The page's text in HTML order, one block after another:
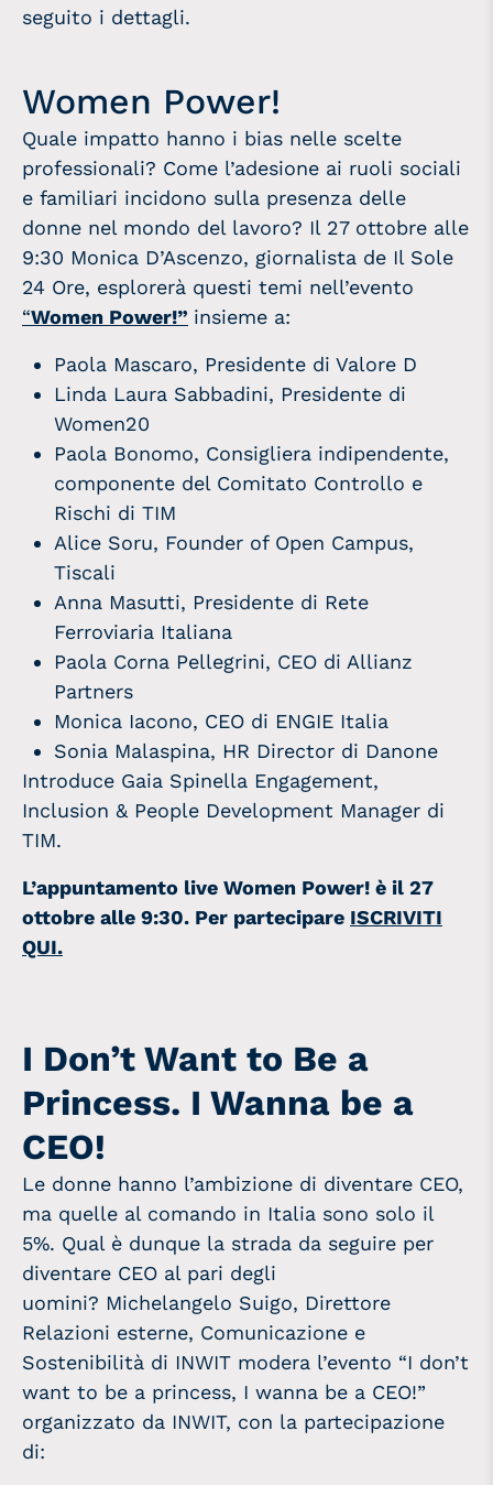
seguito i dettagli.
Women Power!
Quale impatto hanno i bias nelle scelte
professionali? Come l’adesione ai ruoli sociali
e familiari incidono sulla presenza delle
donne nel mondo del lavoro? Il 27 ottobre alle
9:30 Monica D’Ascenzo, giornalista de Il Sole
24 Ore, esplorerà questi temi nell’evento
“Women Power!” insieme a:
Paola Mascaro, Presidente di Valore D
Linda Laura Sabbadini, Presidente di
Women20
Paola Bonomo, Consigliera indipendente,
componente del Comitato Controllo e
Rischi di TIM
Alice Soru, Founder of Open Campus,
Tiscali
Anna Masutti, Presidente di Rete
Ferroviaria Italiana
Paola Corna Pellegrini, CEO di Allianz
Partners
Monica Iacono, CEO di ENGIE Italia
Sonia Malaspina, HR Director di Danone
Introduce Gaia Spinella Engagement,
Inclusion & People Development Manager di
TIM.
L’appuntamento live Women Power! è il 27
ottobre alle 9:30. Per partecipare ISCRIVITI
QUI.
I Don’t Want to Be a
Princess. I Wanna be a
CEO!
Le donne hanno l’ambizione di diventare CEO,
ma quelle al comando in Italia sono solo il
5%. Qual è dunque la strada da seguire per
diventare CEO al pari degli
uomini? Michelangelo Suigo, Direttore
Relazioni esterne, Comunicazione e
Sostenibilità di INWIT modera l’evento “I don’t
want to be a princess, I wanna be a CEO!”
organizzato da INWIT, con la partecipazione
di: